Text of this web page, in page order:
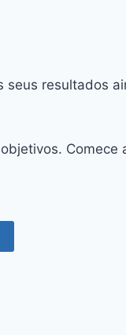
seus resultados
Comece